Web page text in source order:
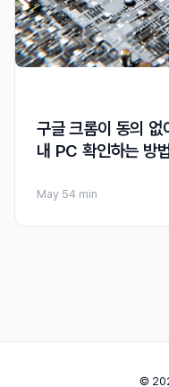
구글 크롬이 동의
내 PC 확인하는 방
May 54 min
©